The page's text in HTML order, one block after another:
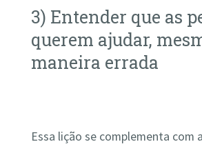
3) Entender que as
querem ajudar,
maneira errada
Essa lição se complementa com